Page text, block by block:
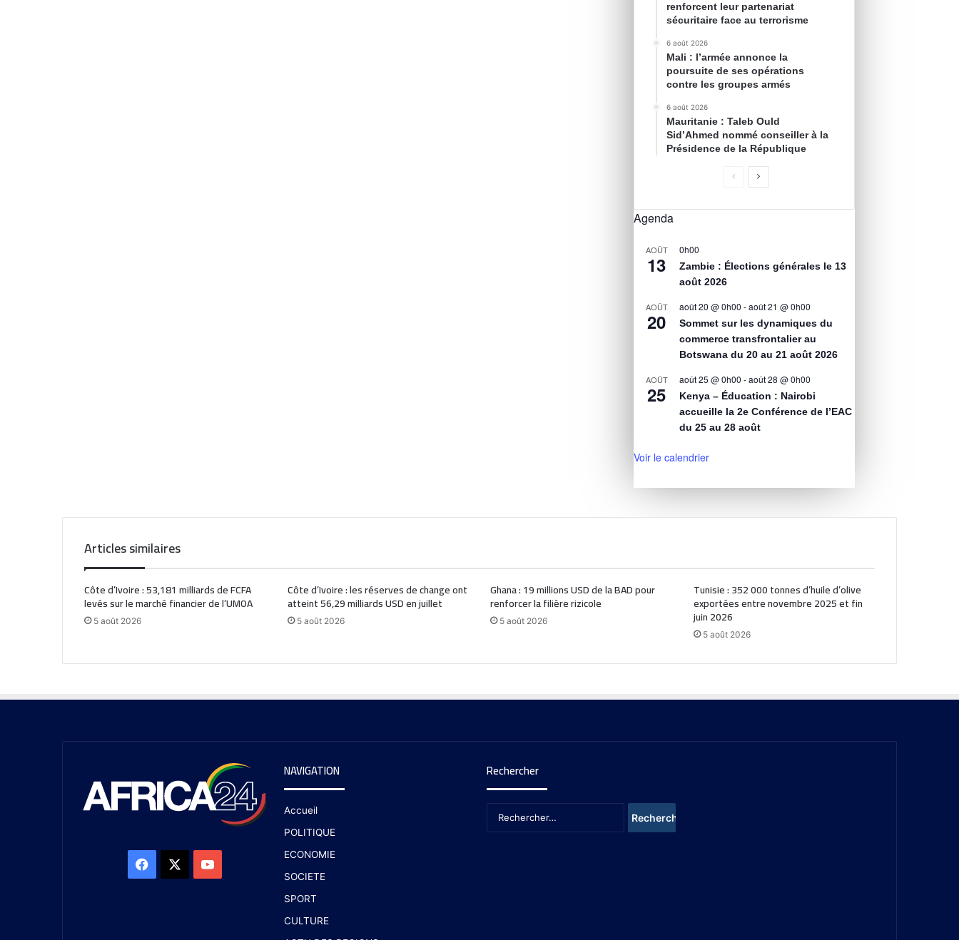
renforcent leur partenariat
sécuritaire face au terrorisme
6 août 2026
Mali : l’armée annonce la
poursuite de ses opérations
contre les groupes armés
6 août 2026
Mauritanie : Taleb Ould
Sid’Ahmed nommé conseiller à la
Présidence de la République
Agenda
AOÛT
13
0h00
Zambie : Élections générales le 13
août 2026
AOÛT
20
août 20 @ 0h00 -août 21 @ 0h00
Sommet sur les dynamiques du
commerce transfrontalier au
Botswana du 20 au 21 août 2026
AOÛT
25
août 25 @ 0h00 -août 28 @ 0h00
Kenya – Éducation : Nairobi
accueille la 2e Conférence de l’EAC
du 25 au 28 août
Voir le calendrier
Articles similaires
Côte d’Ivoire : 53,181 milliards de FCFA
levés sur le marché financier de l’UMOA
5 août 2026
Côte d’Ivoire : les réserves de change ont
atteint 56,29 milliards USD en juillet
5 août 2026
Ghana : 19 millions USD de la BAD pour
renforcer la filière rizicole
5 août 2026
Tunisie : 352 000 tonnes d’huile d’olive
exportées entre novembre 2025 et fin
juin 2026
5 août 2026
NAVIGATION
Accueil
POLITIQUE
ECONOMIE
SOCIETE
SPORT
CULTURE
Rechercher